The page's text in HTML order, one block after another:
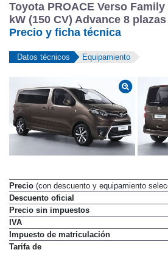
Toyota PROACE Verso Family
kW (150 CV) Advance 8 plazas
Precio y ficha técnica
Datos técnicos Equipamiento
Precio (con descuento y equipamiento
Descuento oficial
Precio sin impuestos
IVA
Impuesto de matriculación
Tarifa de